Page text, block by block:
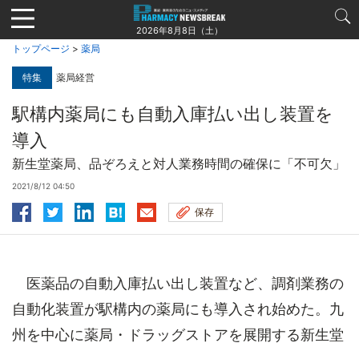
Jump
to
navigation
2026年8月8日（土）
トップページ > 薬局
特集 薬局経営
駅構内薬局にも自動入庫払い出し装置を
導入
新生堂薬局、品ぞろえと対人業務時間の確保に「不可欠」
2021/8/12 04:50
保存
医薬品の自動入庫払い出し装置など、調剤業務の
自動化装置が駅構内の薬局にも導入され始めた。九
州を中心に薬局・ドラッグストアを展開する新生堂